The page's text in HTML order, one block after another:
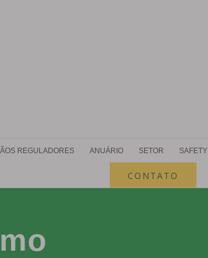
REGULADORES ANUÁRIO SETOR SAFETY
CONTATO